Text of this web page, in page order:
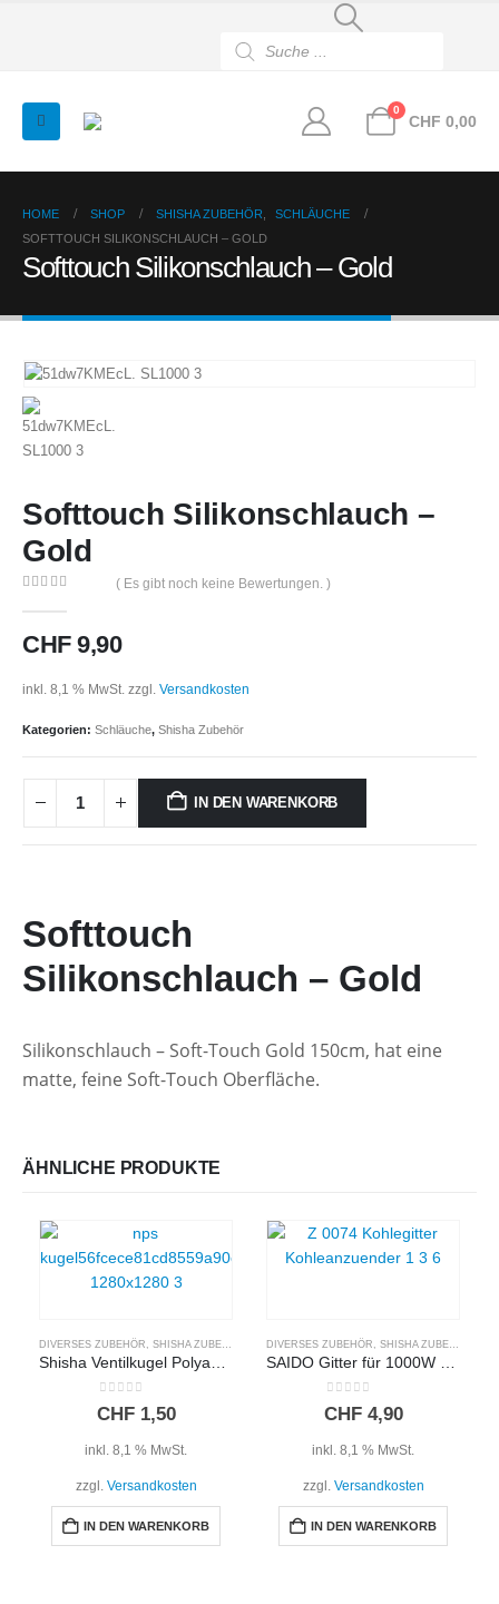
search
0
CHF 0,00
HOME SHOP SHISHA ZUBEHÖR
SCHLÄUCHE
SOFTTOUCH SILIKONSCHLAUCH – GOLD
Softtouch Silikonschlauch – Gold
Softtouch Silikonschlauch –
Gold
( Es gibt noch keine Bewertungen. )
CHF9,90
inkl. 8,1 % MwSt. zzgl. Versandkosten
Kategorien: Schläuche, Shisha Zubehör
IN DEN WARENKORB
Softtouch
Silikonschlauch – Gold
Silikonschlauch – Soft-Touch Gold 150cm, hat eine
matte, feine Soft-Touch Oberfläche.
ÄHNLICHE PRODUKTE
DIVERSES ZUBEHÖR SHISHA ZUBEHÖR
0out of 5
CHF1,50
inkl. 8,1 % MwSt.
zzgl. Versandkosten
IN DEN WARENKORB
DIVERSES ZUBEHÖR SHISHA ZUBEHÖR
0out of 5
CHF4,90
inkl. 8,1 % MwSt.
zzgl. Versandkosten
IN DEN WARENKORB